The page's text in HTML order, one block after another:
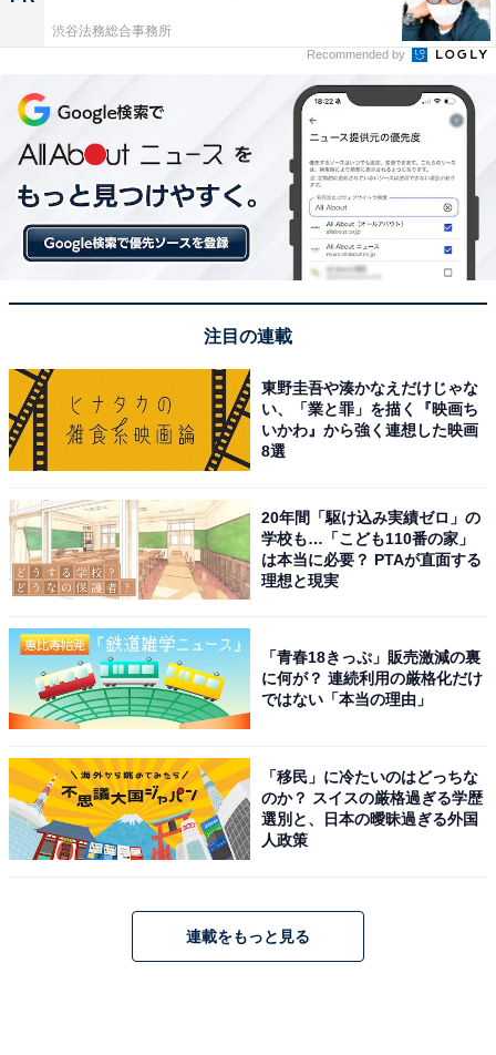
About ニュースでのライター歴は6年。
次ページ 5位までのランキング結果を見る
こちらもおすすめ
優秀な学生が多いと思う「北陸地方の私立進学
校」ランキング！ 2位は「新潟明訓高等学
1 2
渋谷法務総合事務所
Recommended by
注目の連載
東野圭吾や湊かなえだけじゃな
い、「業と罪」を描く『映画ち
いかわ』から強く連想した映画
8選
20年間「駆け込み実績ゼロ」の
学校も…「こども110番の家」
は本当に必要？ PTAが直面する
理想と現実
「青春18きっぷ」販売激減の裏
に何が？ 連続利用の厳格化だけ
ではない「本当の理由」
「移民」に冷たいのはどっちな
のか？ スイスの厳格過ぎる学歴
選別と、日本の曖昧過ぎる外国
人政策
連載をもっと見る